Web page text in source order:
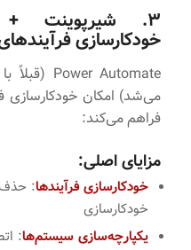
خودکارسازی
می‌شد) امکان خودکارسازی
فراهم می‌کند:
مزایای اصلی:
خودکارسازی فرآیندها: حذف
خودکارسازی
یکپارچه‌سازی سیستم‌ها: